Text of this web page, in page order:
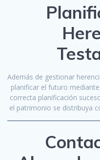
Además de gestionar
planificar el futuro
correcta planificación
el patrimonio se distribuya